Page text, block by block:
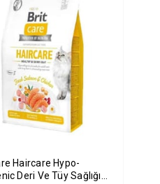
Haircare Hypo-
Deri Ve Tüy Sağlığı